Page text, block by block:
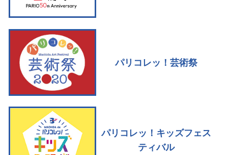
パリコレッ！芸術祭
パリコレッ！キッズフェス
ティバル